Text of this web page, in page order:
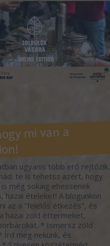
mi van a
ugyanis több erő rejtőzik,
te is tehetsz azért, hogy
még sokáig ehessenek
hazai ételeket! A blogunkon
az a "felelős étkezés", és
hazai zöld éttermeket,
* Ismersz zöld
meg nekünk, és